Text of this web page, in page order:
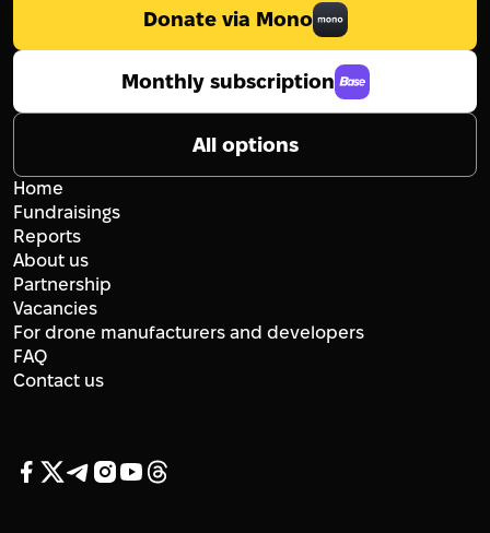
Donate via Mono
Monthly subscription
All options
Home
Fundraisings
Reports
About us
Partnership
Vacancies
For drone manufacturers and developers
FAQ
Contact us